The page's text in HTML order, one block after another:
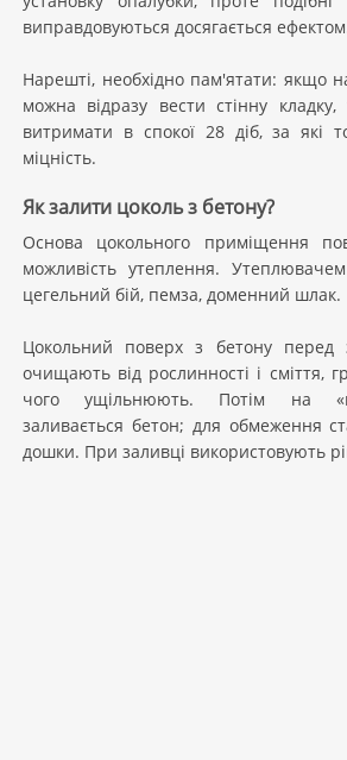
виправдовуються досягається
Нарешті, необхідно пам'ятати: якщо
можна відразу вести стінну
витримати в спокої 28 діб, за які
міцність.
Як залити цоколь з бетону?
Основа цокольного приміщення
можливість утеплення.
цегельний бій, пемза, доменний шлак.
Цокольний поверх з бетону перед
очищають від рослинності і сміття,
чого ущільнюють. Потім на
заливається бетон; для обмеження
дошки. При заливці використовують